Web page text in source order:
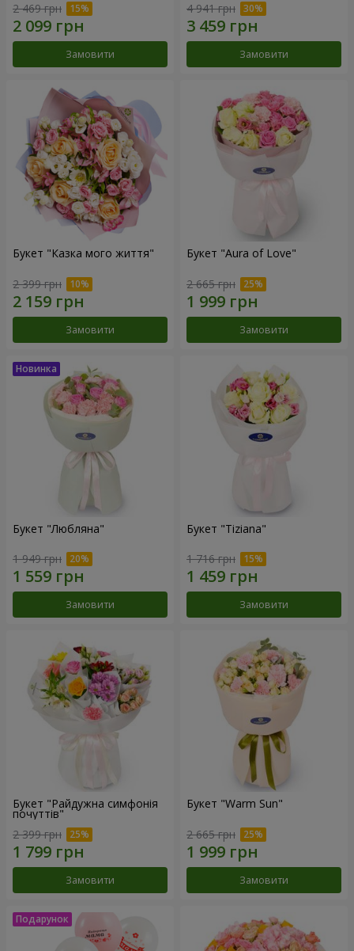
2 469 грн
Замовити
4 941 грн
Замовити
Букет "Казка мого життя"
2 399 грн
Замовити
Букет "Aura of Love"
2 665 грн
Замовити
Букет "Любляна"
1 949 грн
Замовити
Букет "Tiziana"
1 716 грн
Замовити
Букет "Райдужна симфонія
почуттів"
2 399 грн
Замовити
Букет "Warm Sun"
2 665 грн
Замовити